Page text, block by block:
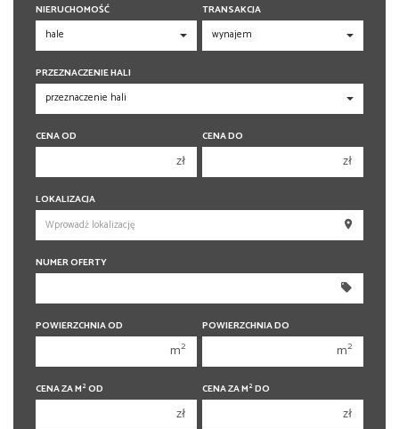
NIERUCHOMOŚĆ TRANSAKCJA
PRZEZNACZENIE HALI
CENA OD
zł
250 000 zł
300 000 zł
400 000 zł
CENA DO
zł
250 000 zł
400 000 zł
LOKALIZACJA
NUMER OFERTY
POWIERZCHNIA OD
m2
POWIERZCHNIA DO
m2
CENA ZA M2OD
zł
CENA ZA M2DO
zł